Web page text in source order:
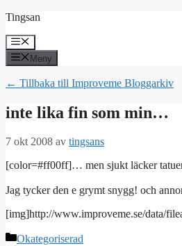
Hoppa
innehåll
Tingsan
Meny
Meny
← Tillbaka till Improveme Bloggarkiv
inte lika fin som min…
7 okt 2008 av tingsans
[color=#ff00ff]… men sjukt läcker
Jag tycker den e grymt snygg! och
[img]http://www.improveme.se/data/
Kategorier
Okategoriserad